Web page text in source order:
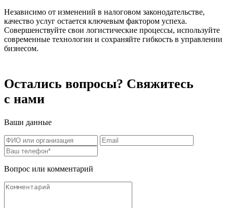
Независимо от изменений в налоговом законодательстве,
качество услуг остается ключевым фактором успеха.
Совершенствуйте свои логистические процессы, используйте
современные технологии и сохраняйте гибкость в управлении
бизнесом.
Остались вопросы? Свяжитесь
с нами
Ваши данные
Вопрос или комментарий